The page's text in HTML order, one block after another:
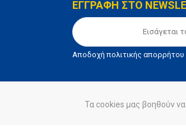
ΕΓΓΡΑΦΗ ΣΤΟ
Αποδοχήπολιτικής απορρήτου
© euronics 2020 Όροι Χρήσης
Τα cookies μας βοηθούν